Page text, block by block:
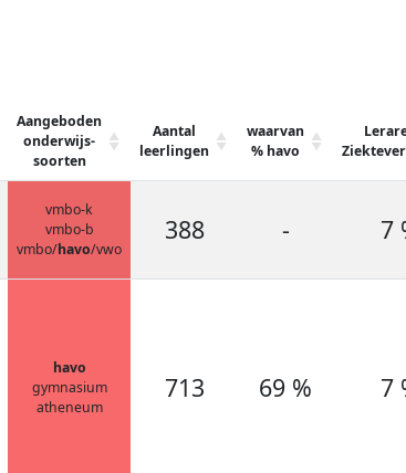
Aangeboden
onderwijs-
soorten
Aantal
leerlingen
waarvan
% havo
vmbo-k
vmbo-b
vmbo/havo/vwo
388 - 7
havo
gymnasium
atheneum
713 69 % 7